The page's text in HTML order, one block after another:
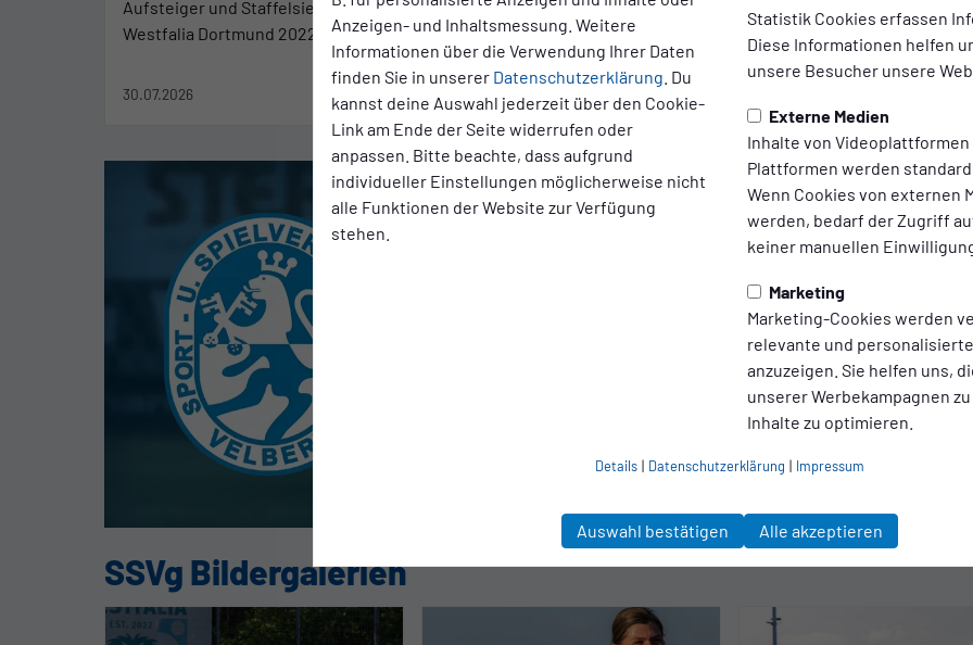
Anzeigen- und Inhaltsmessung. Weitere
Informationen über die Verwendung Ihrer Daten
finden Sie in unserer Datenschutzerklärung . Du
kannst deine Auswahl jederzeit über den Cookie-
Link am Ende der Seite widerrufen oder
anpassen. Bitte beachte, dass aufgrund
individueller Einstellungen möglicherweise nicht
alle Funktionen der Website zur Verfügung
stehen.
Statistik Cookies erfassen
Diese Informationen helfen
unsere Besucher unsere
Externe Medien
Inhalte von Videoplattformen
Plattformen werden
Wenn Cookies von externen
werden, bedarf der Zugriff
keiner manuellen
Marketing
Marketing-Cookies werden
relevante und
anzuzeigen. Sie helfen uns,
unserer Werbekampagnen
Inhalte zu optimieren.
Details | Datenschutzerklärung | Impressum
Auswahl bestätigen Alle akzeptieren
Aufsteiger und Staffelsieger
Westfalia Dortmund 2022.
30.07.2026
nach Velbert – und am 23. August
sind beide Damenteams im
Einsatz.
23.07.2026
Alle News
SSVg Bildergalerien